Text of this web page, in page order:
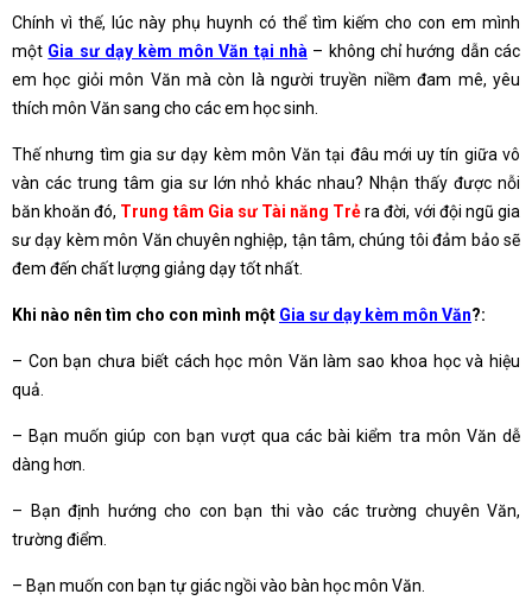
Chính vì thế, lúc này phụ huynh có thể tìm kiếm cho con em mình
một Gia sư dạy kèm môn Văn tại nhà – không chỉ hướng dẫn các
em học giỏi môn Văn mà còn là người truyền niềm đam mê, yêu
thích môn Văn sang cho các em học sinh.
Thế nhưng tìm gia sư dạy kèm môn Văn tại đâu mới uy tín giữa vô
vàn các trung tâm gia sư lớn nhỏ khác nhau? Nhận thấy được nỗi
băn khoăn đó, Trung tâm Gia sư Tài năng Trẻra đời, với đội ngũ gia
sư dạy kèm môn Văn chuyên nghiệp, tận tâm, chúng tôi đảm bảo sẽ
đem đến chất lượng giảng dạy tốt nhất.
Khi nào nên tìm cho con mình một Gia sư dạy kèm môn Văn?:
– Con bạn chưa biết cách học môn Văn làm sao khoa học và hiệu
quả.
– Bạn muốn giúp con bạn vượt qua các bài kiểm tra môn Văn dễ
dàng hơn.
– Bạn định hướng cho con bạn thi vào các trường chuyên Văn,
trường điểm.
– Bạn muốn con bạn tự giác ngồi vào bàn học môn Văn.